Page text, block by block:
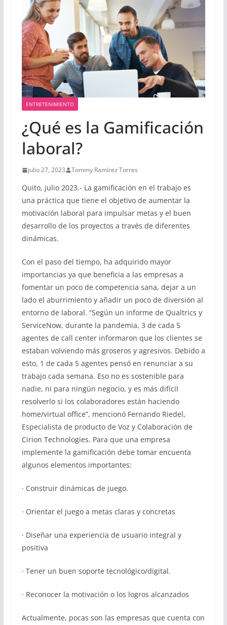
ENTRETENIMIENTO
¿Qué es la Gamificación
laboral?
julio 27, 2023 Tommy Ramírez Torres
Quito, julio 2023.- La gamificación en el trabajo es
una práctica que tiene el objetivo de aumentar la
motivación laboral para impulsar metas y el buen
desarrollo de los proyectos a través de diferentes
dinámicas.
Con el paso del tiempo, ha adquirido mayor
importancias ya que beneficia a las empresas a
fomentar un poco de competencia sana, dejar a un
lado el aburrimiento y añadir un poco de diversión al
entorno de laboral. “Según un informe de Qualtrics y
ServiceNow, durante la pandemia, 3 de cada 5
agentes de call center informaron que los clientes se
estaban volviendo más groseros y agresivos. Debido a
esto, 1 de cada 5 agentes pensó en renunciar a su
trabajo cada semana. Eso no es sostenible para
nadie, ni para ningún negocio, y es más difícil
resolverlo si los colaboradores están haciendo
home/virtual office”, mencionó Fernando Riedel,
Especialista de producto de Voz y Colaboración de
Cirion Technologies. Para que una empresa
implemente la gamificación debe tomar encuenta
algunos elementos importantes:
· Construir dinámicas de juego.
· Orientar el juego a metas claras y concretas
· Diseñar una experiencia de usuario integral y
positiva
· Tener un buen soporte tecnológico/digital.
· Reconocer la motivación o los logros alcanzados
Actualmente, pocas son las empresas que cuenta con